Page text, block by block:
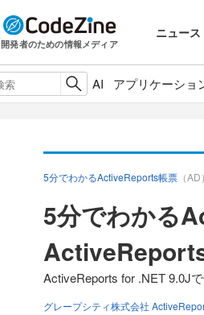
開発者のための情報メディア
ニュース
AI アプリケーショ
5分でわかるActiveReports帳票 （AD）
5分でわかる
ActiveReports for .NET 9.0J
グレープシティ株式会社